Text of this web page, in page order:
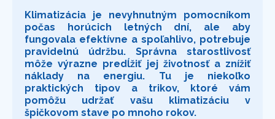
Klimatizácia je nevyhnutným pomocníkom
počas horúcich letných dní, ale aby
fungovala efektívne a spoľahlivo, potrebuje
pravidelnú údržbu. Správna starostlivosť
môže výrazne predĺžiť jej životnosť a znížiť
náklady na energiu. Tu je niekoľko
praktických tipov a trikov, ktoré vám
pomôžu udržať vašu klimatizáciu v
špičkovom stave po mnoho rokov.